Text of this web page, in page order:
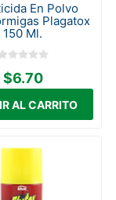
En Polvo
Plagatox
150 Ml.
$6.70